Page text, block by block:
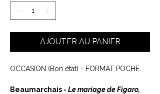
AJOUTER AU PANIER
OCCASION (Bon état) - FORMAT POCHE
Beaumarchais - Le mariage de Figaro,